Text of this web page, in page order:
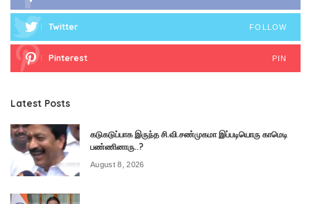
Twitter FOLLOW
Pinterest PIN
Latest Posts
கடுகடுப்பாக இருந்த சி.வி.சண்முகமா இப்படியொரு காமெடி
பண்ணினாரு..?
August 8, 2026